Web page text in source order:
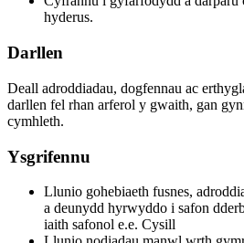
hyderus.
Darllen
Deall adroddiadau, dogfennau ac
darllen fel rhan arferol y gwaith, gan
cymhleth.
Ysgrifennu
Llunio gohebiaeth fusnes,
a deunydd hyrwyddo i safon
iaith safonol e.e. Cysill